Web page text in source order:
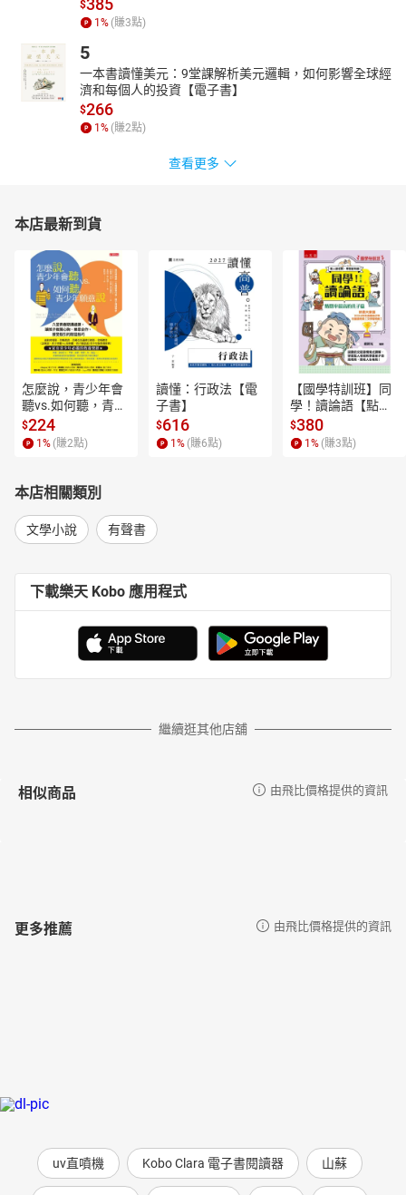
$385
1% (賺3點)
5
一本書讀懂美元：9堂課解析美元邏輯，如何影響全球經
濟和每個人的投資【電子書】
$266
1% (賺2點)
查看更多
本店最新到貨
怎麼說，青少年會
聽vs.如何聽，青少
年願意說【電子
書】
$224
1 % (賺2點)
讀懂：行政法【電
子書】
$616
1 % (賺6點)
【國學特訓班】同
學！讀論語【點閱
率最高的孔子篇】
逗趣的文配圖情境
式講解，學習聖人
$380
1 % (賺3點)
本店相關類別
文學小說 有聲書
下載樂天 Kobo 應用程式
繼續逛其他店舖
相似商品 由飛比價格提供的資訊
更多推薦 由飛比價格提供的資訊
uv直噴機 Kobo Clara 電子書閱讀器 山蘇